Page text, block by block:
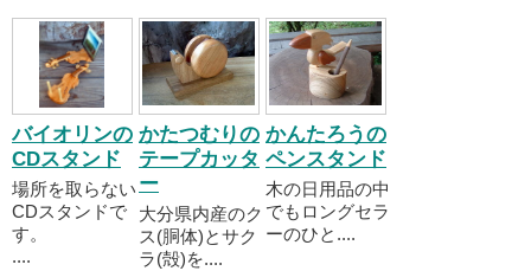
バイオリンの
CDスタンド
場所を取らない
CDスタンドで
す。
....
かたつむりの
テープカッタ
ー
大分県内産のク
ス(胴体)とサク
ラ(殻)を....
かんたろうの
ペンスタンド
木の日用品の中
でもロングセラ
ーのひと....